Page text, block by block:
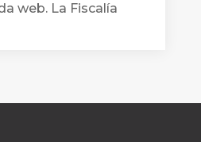
web. La Fiscalía